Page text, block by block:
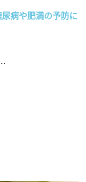
病や肥満の予防に